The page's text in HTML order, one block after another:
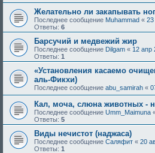
Желательно ли закапывать
Последнее сообщение Muhammad « 23
Ответы: 6
Барсучий и медвежий жир
Последнее сообщение Dilgam « 12 апр
Ответы: 1
«Установления касаемо
аль-Фикхи)
Последнее сообщение abu_samirah «
Кал, моча, слюна животных -
Последнее сообщение Umm_Maimuna
Ответы: 5
Виды нечистот (наджаса)
Последнее сообщение Саляфит « 20
Ответы: 1